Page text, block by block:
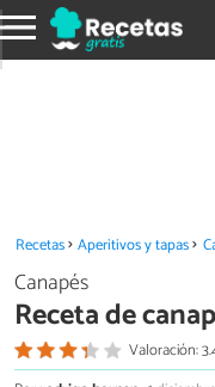
Recetas Aperitivos y tapas
Canapés
Receta de
Valoración: